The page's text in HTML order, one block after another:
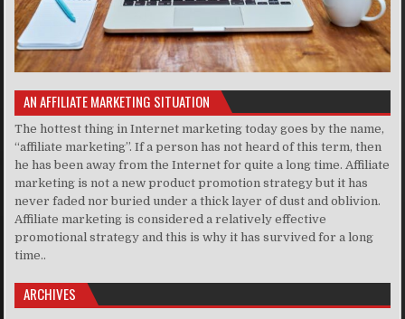
AN AFFILIATE MARKETING SITUATION
The hottest thing in Internet marketing today goes by the name,
“affiliate marketing”. If a person has not heard of this term, then
he has been away from the Internet for quite a long time. Affiliate
marketing is not a new product promotion strategy but it has
never faded nor buried under a thick layer of dust and oblivion.
Affiliate marketing is considered a relatively effective
promotional strategy and this is why it has survived for a long
time..
ARCHIVES